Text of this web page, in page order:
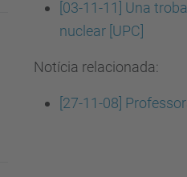
[03-11-11] Una
nuclear [UPC]
Notícia relacionada:
[27-11-08]